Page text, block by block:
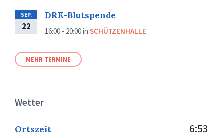
SEP.
22
DRK-Blutspende
16:00 - 20:00in SCHÜTZENHALLE
MEHR TERMINE
Wetter
Ortszeit 6:53